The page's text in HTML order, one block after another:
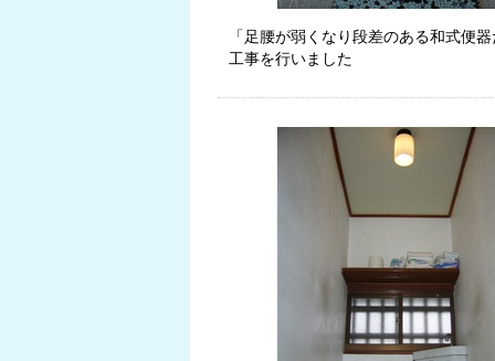
「足腰が弱くなり段差のある和式便
工事を行いました